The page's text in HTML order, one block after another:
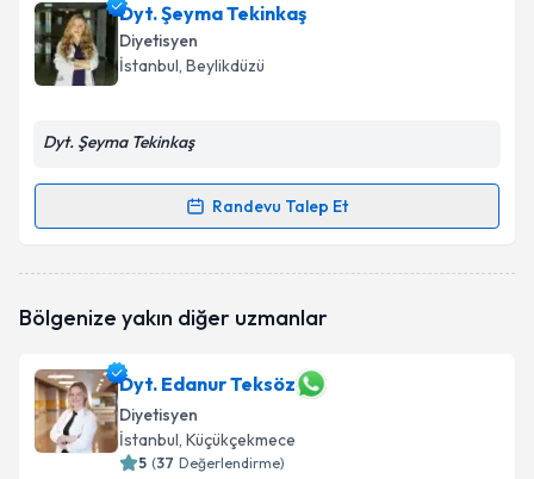
Dyt. Şeyma Tekinkaş
Diyetisyen
İstanbul, Beylikdüzü
Dyt. Şeyma Tekinkaş
Randevu Talep Et
Randevu Takvimi Talebi
oluşturun. Size bu uzmandan randevu almanız için bir
E-posta Adresiniz
Bölgenize yakın diğer uzmanlar
Dyt. Edanur Teksöz
Diyetisyen
İstanbul, Küçükçekmece
5 (37 Değerlendirme)